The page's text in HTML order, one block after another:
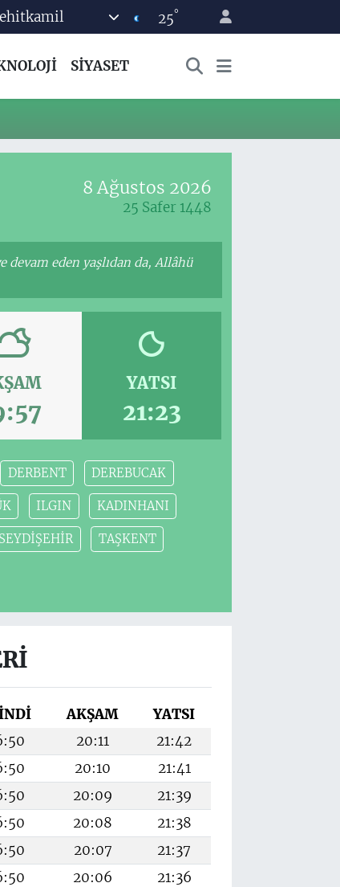
25°
SİYASET
8 Ağustos 2026
25 Safer 1448
eden yaşlıdan da, Allâhü
YATSI
21:23
DERBENT DEREBUCAK
ILGIN KADINHANI
SEYDİŞEHİR TAŞKENT
AKŞAM
YATSI
20:11
21:42
20:10
21:41
20:09
21:39
20:08
21:38
20:07
21:37
20:06
21:36